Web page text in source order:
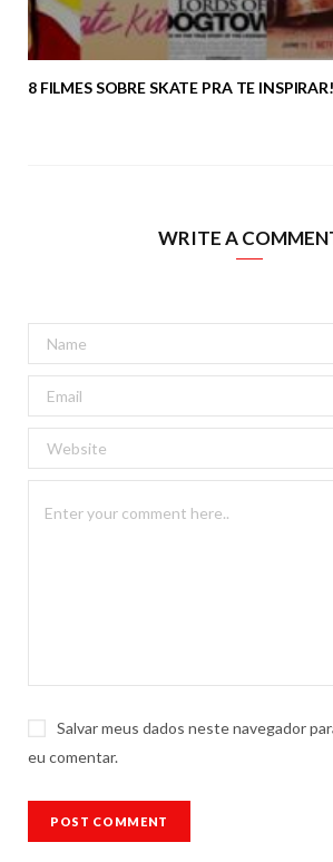
8 FILMES SOBRE SKATE PRA TE INSPIRAR!
WRITE A
Salvar meus dados neste navegador
eu comentar.